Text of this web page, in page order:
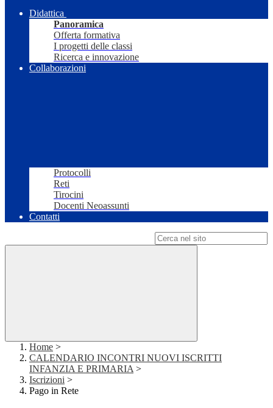
Didattica
Panoramica
Offerta formativa
I progetti delle classi
Ricerca e innovazione
Collaborazioni
Protocolli
Reti
Tirocini
Docenti Neoassunti
Contatti
Home >
CALENDARIO INCONTRI NUOVI ISCRITTI
INFANZIA E PRIMARIA >
Iscrizioni >
Pago in Rete